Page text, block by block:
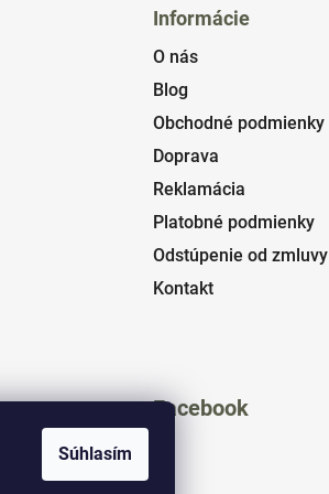
Súhlasím
Informácie
O nás
Blog
Obchodné podmienky
Doprava
Reklamácia
Platobné podmienky
Odstúpenie od zmluvy
Kontakt
Facebook